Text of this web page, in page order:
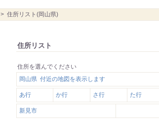
> 住所リスト(岡山県)
住所リスト
住所を選んでください
岡山県 付近の地図を表示します
あ行 か行 さ行 た行
新見市